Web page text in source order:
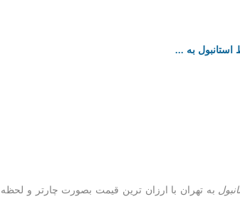
استانبول به ...
به تهران با ارزان ترین قیمت بصورت چارتر و